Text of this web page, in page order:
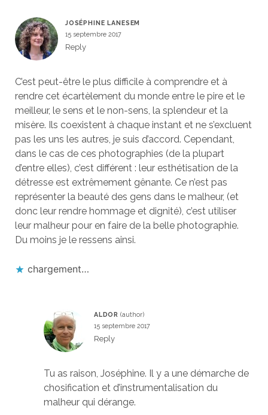
JOSÉPHINE LANESEM
15 septembre 2017
Reply
C’est peut-être le plus difficile à comprendre et à
rendre cet écartèlement du monde entre le pire et le
meilleur, le sens et le non-sens, la splendeur et la
misère. Ils coexistent à chaque instant et ne s’excluent
pas les uns les autres, je suis d’accord. Cependant,
dans le cas de ces photographies (de la plupart
d’entre elles), c’est différent : leur esthétisation de la
détresse est extrêmement gênante. Ce n’est pas
représenter la beauté des gens dans le malheur, (et
donc leur rendre hommage et dignité), c’est utiliser
leur malheur pour en faire de la belle photographie.
Du moins je le ressens ainsi.
chargement…
ALDOR
15 septembre 2017
Reply
Tu as raison, Joséphine. Il y a une démarche de
chosification et d’instrumentalisation du
malheur qui dérange.